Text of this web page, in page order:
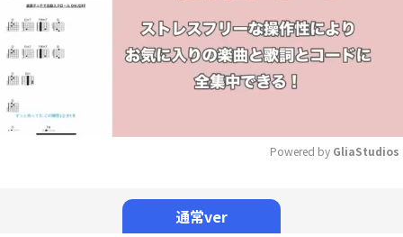
Powered by GliaStudios
通常ver